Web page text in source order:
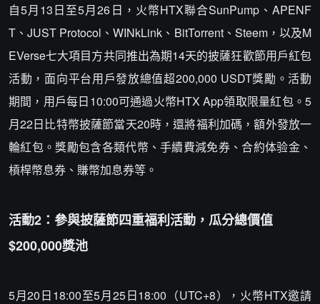
自5月13日至5月26日，火幣HTX聯合SunPump、APENF
T、JUST Protocol、WINkLink、BitTorrent、Steem，以及M
EVerse七大項目方共同推出為期14天的披薩狂歡節用戶紅包
活動，面向平台用戶發放總值超200,000 USDT獎勵。活動
期間，用戶每日10:00可通過火幣HTX App領取限量紅包。5
月22日比特幣披薩節當天20時，還將福利加碼，額外發放一
輪紅包。獎勵包含各類代幣、手續費減免券、合約体验金、
槓桿幣息券、賺幣加息券等。
活動2：參與披薩節四重福利活動，瓜分總價值
$200,000獎池
5月20日18:00至5月25日18:00（UTC+8），火幣HTX邀請